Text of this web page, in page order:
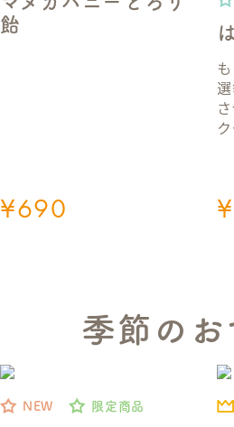
飴
¥690 ¥
季節のお
NEW 限定商品